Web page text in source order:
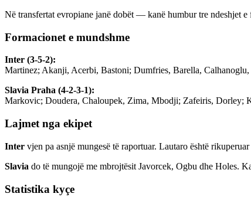
Në transfertat evropiane janë dobët — kanë humbur tre ndeshjet
Formacionet e mundshme
Inter (3-5-2):
Martinez; Akanji, Acerbi, Bastoni; Dumfries, Barella,
Slavia Praha (4-2-3-1):
Markovic; Doudera, Chaloupek, Zima, Mbodji; Zafeiris, Dorley;
Lajmet nga ekipet
Inter vjen pa asnjë mungesë të raportuar. Lautaro është
Slavia do të mungojë me mbrojtësit Javorcek, Ogbu dhe Holes.
Statistika kyçe